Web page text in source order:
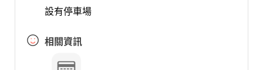
設有停車場
相關資訊